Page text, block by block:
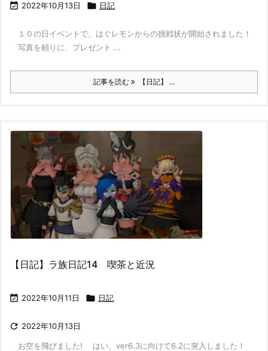
 2022年10月13日  日記
１０の日イベントで、はぐレモンからの挑戦状が開始されました！
写真を頼りに、プレゼント ...
記事を読む 【日記】 ...
【日記】ラ族日記14 喫茶と近況
 2022年10月11日  日記
 2022年10月13日
お空を飛びました! はい、ver6.3に向けて6.2に突入しました！